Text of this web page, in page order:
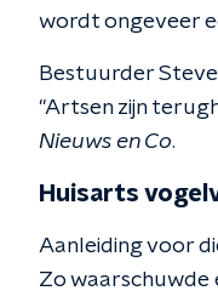
wordt ongeveer
Bestuurder
"Artsen zijn
Nieuws en Co.
Huisarts
Aanleiding voor
Zo waarschuwde